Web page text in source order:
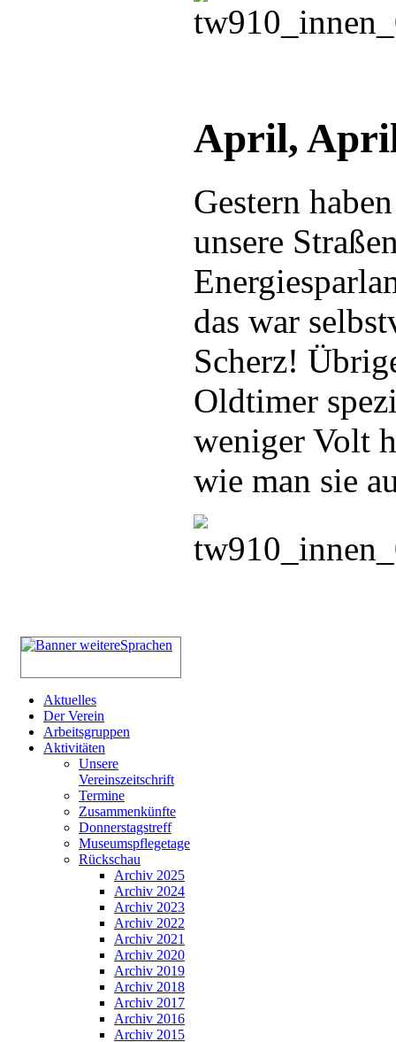
April,
Gestern
unsere
das war
Scherz!
Oldtimer
weniger Volt
wie man sie
Aktuelles
Der Verein
Arbeitsgruppen
Aktivitäten
Unsere
Vereinszeitschrift
Termine
Zusammenkünfte
Donnerstagstreff
Museumspflegetage
Rückschau
Archiv 2025
Archiv 2024
Archiv 2023
Archiv 2022
Archiv 2021
Archiv 2020
Archiv 2019
Archiv 2018
Archiv 2017
Archiv 2016
Archiv 2015